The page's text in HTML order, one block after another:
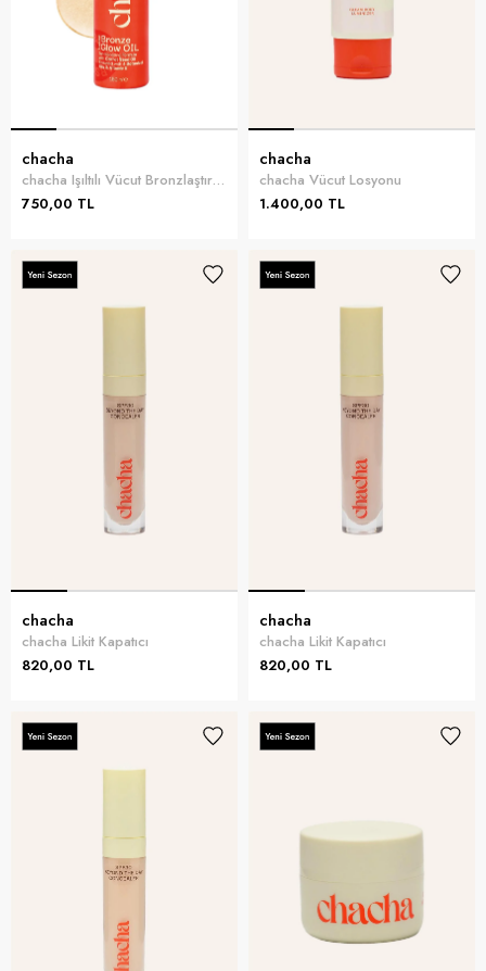
chacha
chacha Işıltılı Vücut Bronzlaştırıcı Çok Renkli
750,00 TL
chacha
chacha Vücut Losyonu
1.400,00 TL
chacha
chacha Likit Kapatıcı
820,00 TL
chacha
chacha Likit Kapatıcı
820,00 TL